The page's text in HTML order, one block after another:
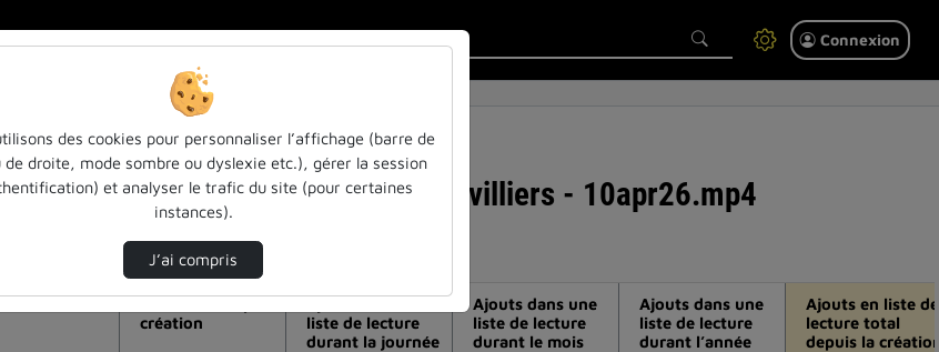
Connexion
la vidéo Conférence mme de boisvilliers - 10apr26.mp4
la période de visualisation
création
liste de lecture
durant la journée
Ajouts dans une
liste de lecture
durant le mois
Ajouts dans une
liste de lecture
durant l’année
Ajouts en liste de
lecture total
depuis la
des cookies pour personnaliser l’affichage (barre de
de droite, mode sombre ou dyslexie etc.), gérer la session
et analyser le trafic du site (pour certaines
instances).
J’ai compris